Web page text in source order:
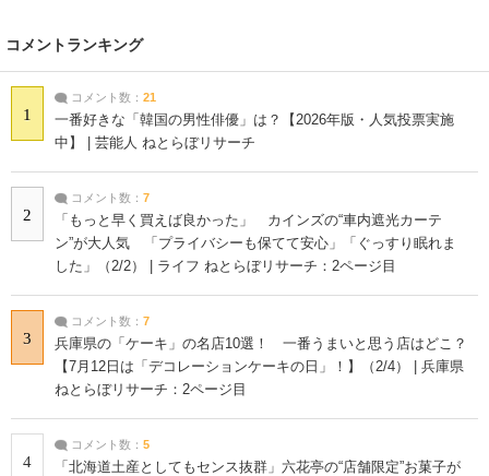
コメントランキング
1
コメント数： 21
一番好きな「韓国の男性俳優」は？【2026年版・人気投票実施
中】 | 芸能人 ねとらぼリサーチ
2
コメント数： 7
「もっと早く買えば良かった」 カインズの“車内遮光カーテ
ン”が大人気 「プライバシーも保てて安心」「ぐっすり眠れま
した」（2/2） | ライフ ねとらぼリサーチ：2ページ目
3
コメント数： 7
兵庫県の「ケーキ」の名店10選！ 一番うまいと思う店はどこ？
【7月12日は「デコレーションケーキの日」！】（2/4） | 兵庫県
ねとらぼリサーチ：2ページ目
4
コメント数： 5
「北海道土産としてもセンス抜群」六花亭の“店舗限定”お菓子が